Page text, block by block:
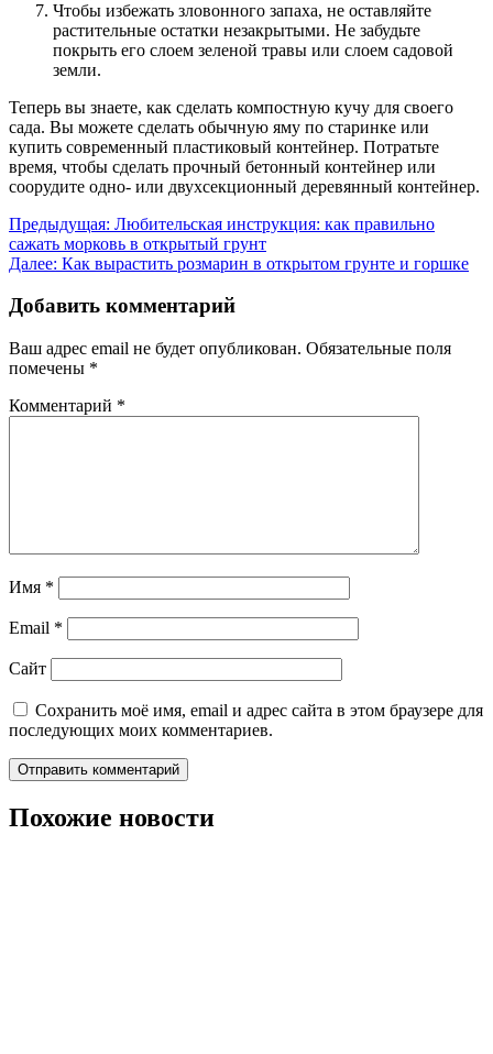
Чтобы избежать зловонного запаха, не оставляйте
растительные остатки незакрытыми. Не забудьте
покрыть его слоем зеленой травы или слоем садовой
земли.
Теперь вы знаете, как сделать компостную кучу для своего
сада. Вы можете сделать обычную яму по старинке или
купить современный пластиковый контейнер. Потратьте
время, чтобы сделать прочный бетонный контейнер или
соорудите одно- или двухсекционный деревянный контейнер.
Навигация
по
Предыдущая: Любительская инструкция: как правильно
сажать морковь в открытый грунт
Далее: Как вырастить розмарин в открытом грунте и горшке
Добавить комментарий
Ваш адрес email не будет опубликован. Обязательные поля
помечены *
Комментарий *
Имя *
Email *
Сайт
Сохранить моё имя, email и адрес сайта в этом браузере для
последующих моих комментариев.
Похожие новости